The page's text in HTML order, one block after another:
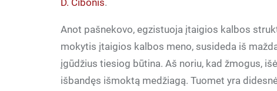
D. Čibonis.
Anot pašnekovo, egzistuoja įtaigios kalbos
mokytis įtaigios kalbos meno, susideda iš
įgūdžius tiesiog būtina. Aš noriu, kad žmogus,
išbandęs išmoktą medžiagą. Tuomet yra